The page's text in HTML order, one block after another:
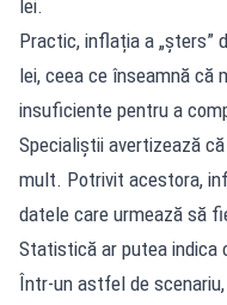
lei.
Practic, inflația a „șters”
lei, ceea ce înseamnă că
insuficiente pentru a
Specialiștii avertizează
mult. Potrivit acestora,
datele care urmează să
Statistică ar putea indica
Într-un astfel de